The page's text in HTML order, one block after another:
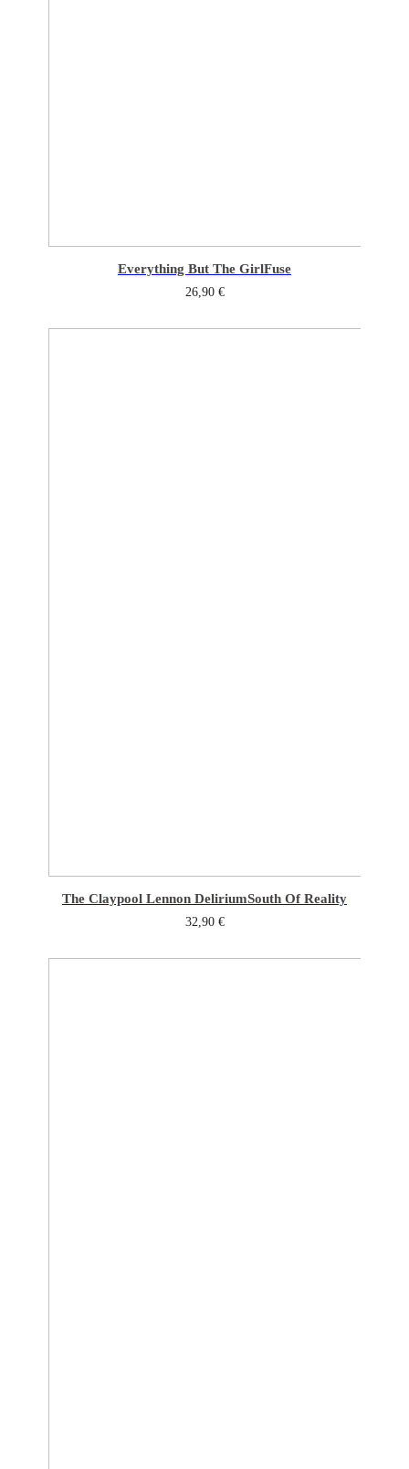
Everything But The GirlFuse
26,90 €
The Claypool Lennon DeliriumSouth Of Reality
32,90 €